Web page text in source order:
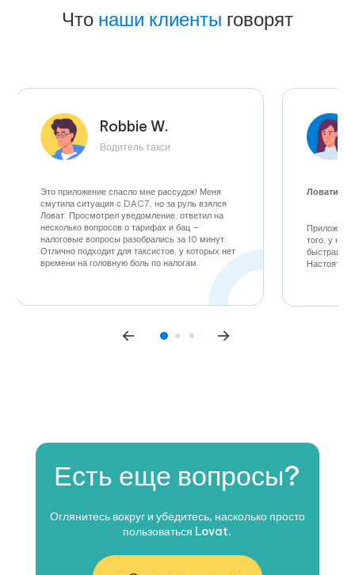
Robbie W.
Это приложение спасло мне рассудок! Меня
смутила ситуация с DAC7, но за руль взялся
Ловат. Просмотрел уведомление, ответил на
несколько вопросов о тарифах и бац —
налоговые вопросы разобрались за 10 минут.
Отлично подходит для таксистов, у которых нет
того, у них
Есть еще вопросы?
пользоваться Lovat.